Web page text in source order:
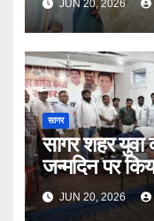
JUN 20, 2026
सागर
सागर शहर युवा
जन्मदिन पर
JUN 20, 2026